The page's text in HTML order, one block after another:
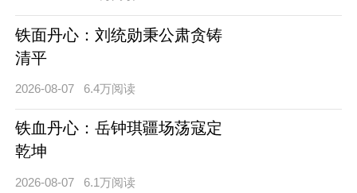
铁面丹心：刘统勋秉公肃贪铸
清平
2026-08-07 6.4万阅读
铁血丹心：岳钟琪疆场荡寇定
乾坤
2026-08-07 6.1万阅读